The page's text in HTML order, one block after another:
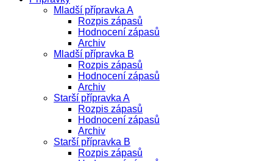
Mladší přípravka A
Rozpis zápasů
Hodnocení zápasů
Archiv
Mladší přípravka B
Rozpis zápasů
Hodnocení zápasů
Archiv
Starší přípravka A
Rozpis zápasů
Hodnocení zápasů
Archiv
Starší přípravka B
Rozpis zápasů